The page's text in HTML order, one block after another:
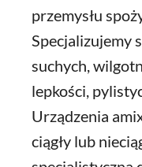
przemysłu
Specjalizujemy
suchych,
lepkości,
Urządzenia
ciągły lub